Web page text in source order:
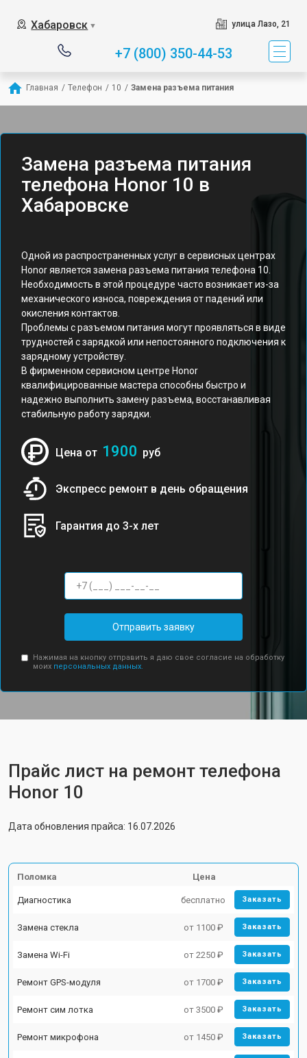
Хабаровск ▼ улица Лазо, 21
+7 (800) 350-44-53
Главная / Телефон / 10 / Замена разъема питания
Замена разъема питания
телефона Honor 10 в
Хабаровске
Одной из распространенных услуг в сервисных центрах
Honor является замена разъема питания телефона 10.
Необходимость в этой процедуре часто возникает из-за
механического износа, повреждения от падений или
окисления контактов.
Проблемы с разъемом питания могут проявляться в виде
трудностей с зарядкой или непостоянного подключения к
зарядному устройству.
В фирменном сервисном центре Honor
квалифицированные мастера способны быстро и
надежно выполнить замену разъема, восстанавливая
стабильную работу зарядки.
Цена от 1900 руб
Экспресс ремонт в день обращения
Гарантия до 3-х лет
Отправить заявку
Нажимая на кнопку отправить я даю свое согласие на обработку
моих персональных данных.
Прайс лист на ремонт телефона
Honor 10
Дата обновления прайса: 16.07.2026
Поломка Цена
Диагностика бесплатно Заказать
Замена стекла от 1100 ₽ Заказать
Замена Wi-Fi от 2250 ₽ Заказать
Ремонт GPS-модуля от 1700 ₽ Заказать
Ремонт сим лотка от 3500 ₽ Заказать
Ремонт микрофона от 1450 ₽ Заказать